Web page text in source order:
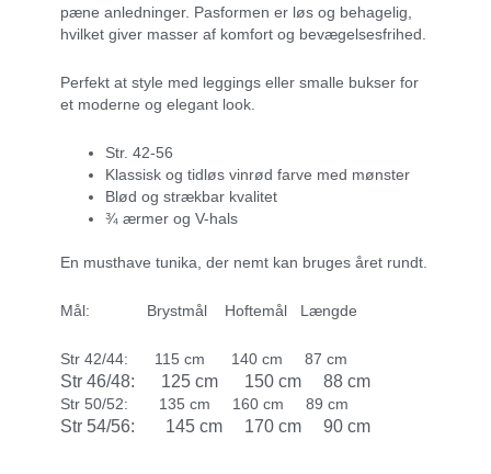
pæne anledninger. Pasformen er løs og behagelig,
hvilket giver masser af komfort og bevægelsesfrihed.
Perfekt at style med leggings eller smalle bukser for
et moderne og elegant look.
Str. 42-56
Klassisk og tidløs vinrød farve med mønster
Blød og strækbar kvalitet
¾ ærmer og V-hals
En musthave tunika, der nemt kan bruges året rundt.
Mål: Brystmål Hoftemål Længde
Str 42/44: 115 cm 140 cm 87 cm
Str 46/48: 125 cm 150 cm 88 cm
Str 50/52: 135 cm 160 cm 89 cm
Str 54/56: 145 cm 170 cm 90 cm